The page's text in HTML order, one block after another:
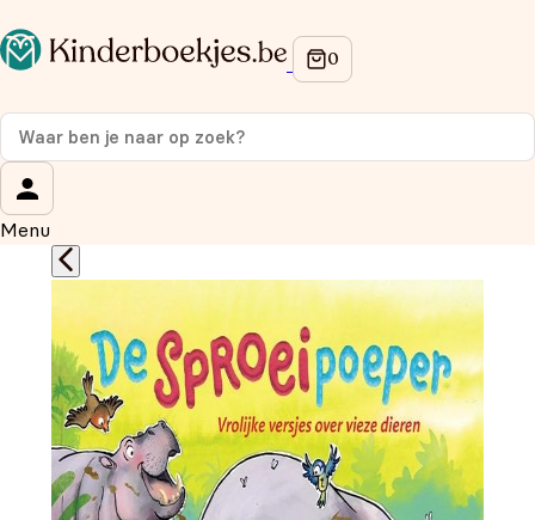
Menu
Op de hoogte blijven van onze acties?
Meld je aan voor onze nieuwsbrief en ontvang
korting
Wat is je voornaam?
Wat is je e-mailadres?*
Aanmelden
We gebruiken je gegevens om contact op te nemen, in
overeenstemming met onsprivacybeleid.